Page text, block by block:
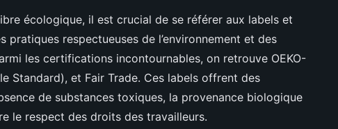
écologique, il est crucial de se référer aux labels et
respectueuses de l’environnement et des
les certifications incontournables, on retrouve OEKO-
Standard), et Fair Trade. Ces labels offrent des
de substances toxiques, la provenance biologique
le respect des droits des travailleurs.